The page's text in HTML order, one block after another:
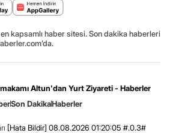
kapsamlı haber sitesi. Son dakika haberleri
Altun'dan Yurt Ziyareti - Haberler
Son DakikaHaberler
[Hata Bildir] 08.08.2026 01:20:05 #.0.3#